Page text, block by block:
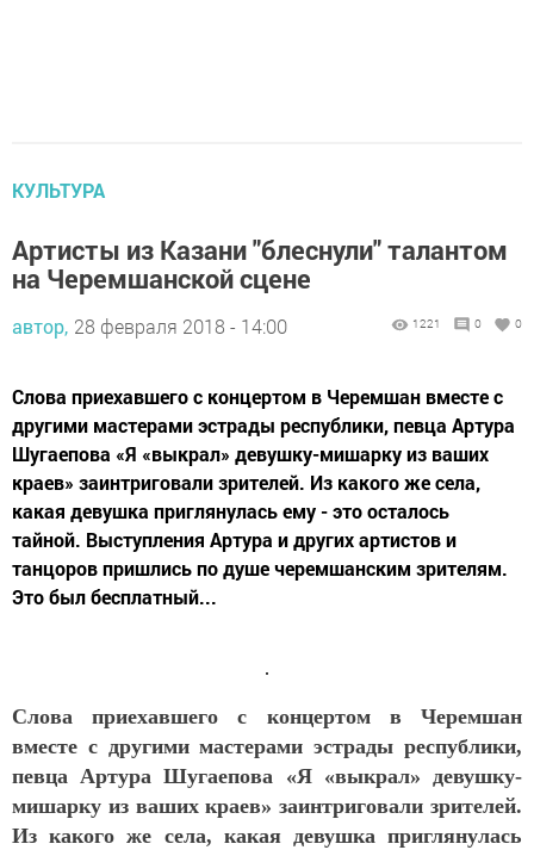
КУЛЬТУРА
Артисты из Казани "блеснули" талантом
на Черемшанской сцене
автор, 28 февраля 2018 - 14:00 1221 0 0
Слова приехавшего с концертом в Черемшан вместе с
другими мастерами эстрады республики, певца Артура
Шугаепова «Я «выкрал» девушку-мишарку из ваших
краев» заинтриговали зрителей. Из какого же села,
какая девушка приглянулась ему - это осталось
тайной. Выступления Артура и других артистов и
танцоров пришлись по душе черемшанским зрителям.
Это был бесплатный...
Слова приехавшего с концертом в Черемшан
вместе с другими мастерами эстрады республики,
певца Артура Шугаепова «Я «выкрал» девушку-
мишарку из ваших краев» заинтриговали зрителей.
Из какого же села, какая девушка приглянулась